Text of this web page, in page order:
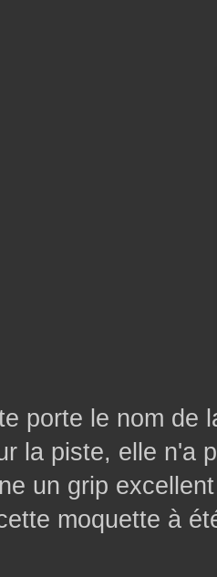
porte le nom de
la piste, elle n'a
un grip
moquette à